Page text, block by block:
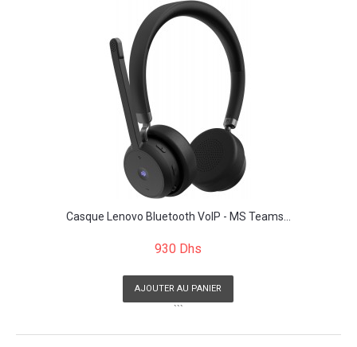
Casque Lenovo Bluetooth VoIP - MS Teams...
930 Dhs
AJOUTER AU PANIER
```